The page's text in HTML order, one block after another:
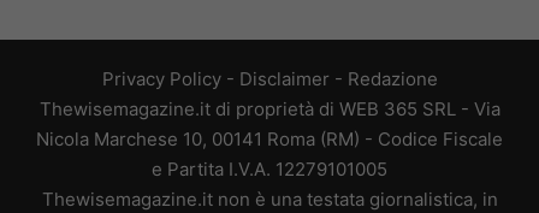
Privacy Policy- Disclaimer - Redazione
Thewisemagazine.it di proprietà di WEB 365 SRL - Via
Nicola Marchese 10, 00141 Roma (RM) - Codice Fiscale
e Partita I.V.A. 12279101005
Thewisemagazine.it non è una testata giornalistica, in